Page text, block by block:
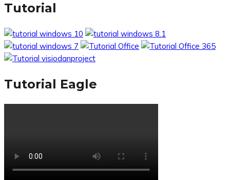
Tutorial
Tutorial Eagle